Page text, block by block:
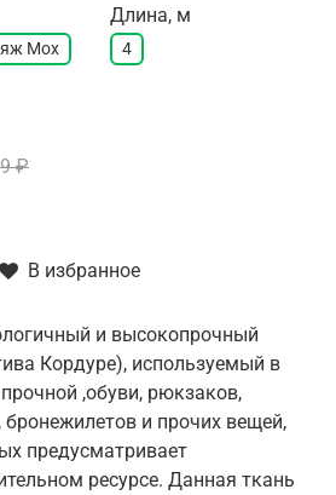
В избранное
Мох
Длина, м
4
₽
и высокопрочный
Кордуре), используемый в
,обуви, рюкзаков,
и прочих вещей,
предусматривает
ресурсе. Данная ткань